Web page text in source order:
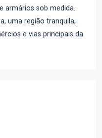
armários sob medida.
uma região tranquila,
e vias principais da